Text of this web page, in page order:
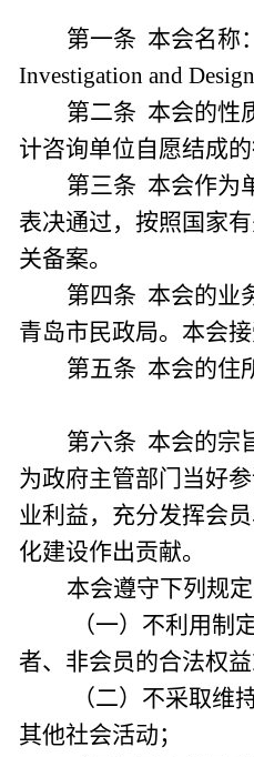
第一条 本会名称
Investigation and
第二条 本会的性
计咨询单位自愿结成
第三条 本会作为
表决通过，按照国家
关备案。
第四条 本会的业
青岛市民政局。本会
第五条 本会的住
第六条 本会的宗
为政府主管部门当好
业利益，充分发挥会
化建设作出贡献。
本会遵守下列规定
（一）不利用制
者、非会员的合法权
（二）不采取
其他社会活动；